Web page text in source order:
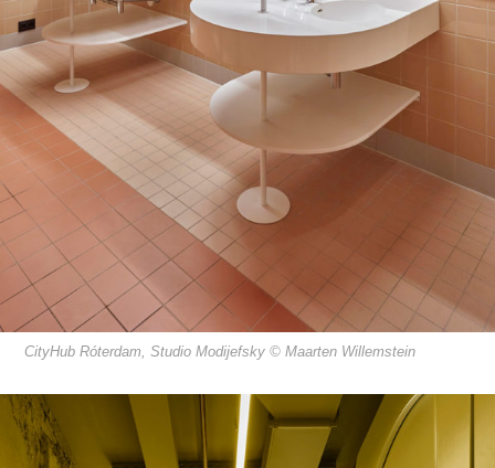
CityHub Róterdam, Studio Modijefsky © Maarten Willemstein